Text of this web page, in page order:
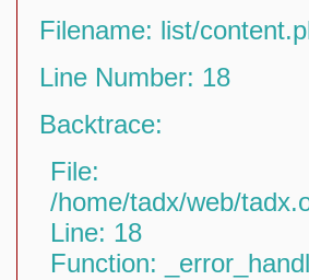
Filename: list/
Line Number: 18
Backtrace:
File:
/home/tadx/web/
Line: 18
Function: